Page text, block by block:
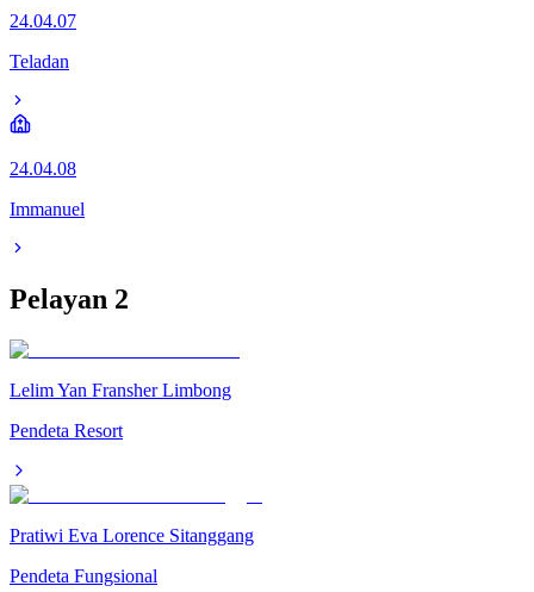
24.04.07
Teladan
24.04.08
Immanuel
Pelayan 2
Lelim Yan Fransher Limbong
Pendeta Resort
Pratiwi Eva Lorence Sitanggang
Pendeta Fungsional